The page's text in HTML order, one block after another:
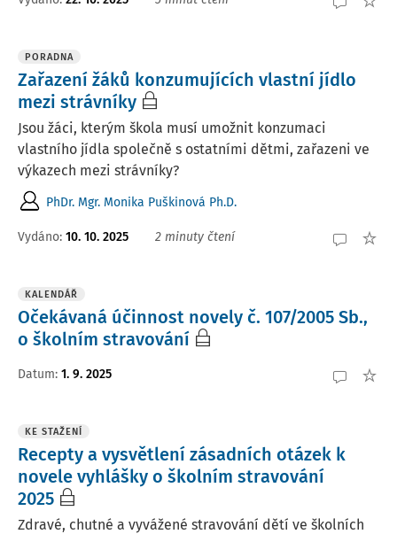
PORADNA
Zařazení žáků konzumujících vlastní jídlo
mezi strávníky
Jsou žáci, kterým škola musí umožnit konzumaci
vlastního jídla společně s ostatními dětmi, zařazeni ve
výkazech mezi strávníky?
PhDr. Mgr. Monika Puškinová Ph.D.
Vydáno: 10. 10. 2025 2 minuty čtení
KALENDÁŘ
Očekávaná účinnost novely č. 107/2005 Sb.,
o školním stravování
Datum: 1. 9. 2025
KE STAŽENÍ
Recepty a vysvětlení zásadních otázek k
novele vyhlášky o školním stravování
2025
Zdravé, chutné a vyvážené stravování dětí ve školních